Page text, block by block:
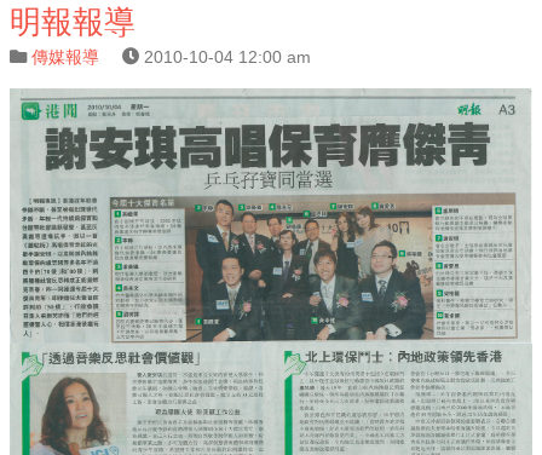
明報報導
傳媒報導 2010-10-04 12:00 am